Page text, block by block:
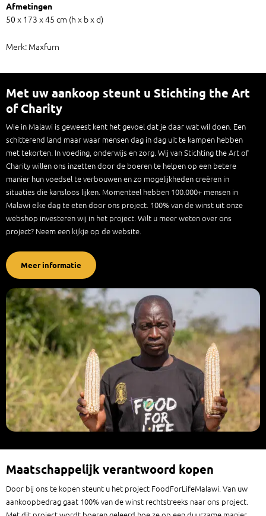
Afmetingen
50 x 173 x 45 cm (h x b x d)
Merk: Maxfurn
Met uw aankoop steunt u Stichting the Art
of Charity
Wie in Malawi is geweest kent het gevoel dat je daar wat wil doen. Een
schitterend land maar waar mensen dag in dag uit te kampen hebben
met tekorten. In voeding, onderwijs en zorg. Wij van Stichting the Art of
Charity willen ons inzetten door de boeren te helpen op een betere
manier hun voedsel te verbouwen en zo mogelijkheden creëren in
situaties die kansloos lijken. Momenteel hebben 100.000+ mensen in
Malawi elke dag te eten door ons project. 100% van de winst uit onze
webshop investeren wij in het project. Wilt u meer weten over ons
project? Neem een kijkje op de website.
Meer informatie
Maatschappelijk verantwoord kopen
Door bij ons te kopen steunt u het project FoodForLifeMalawi. Van uw
aankoopbedrag gaat 100% van de winst rechtstreeks naar ons project.